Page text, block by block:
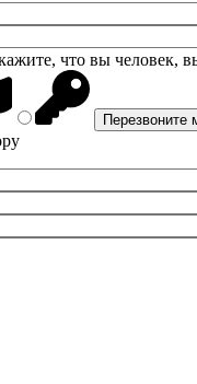
что вы человек,